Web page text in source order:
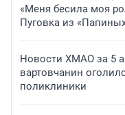
«Меня бесила моя
Пуговка из
Новости ХМАО за 5
вартовчанин
поликлиники